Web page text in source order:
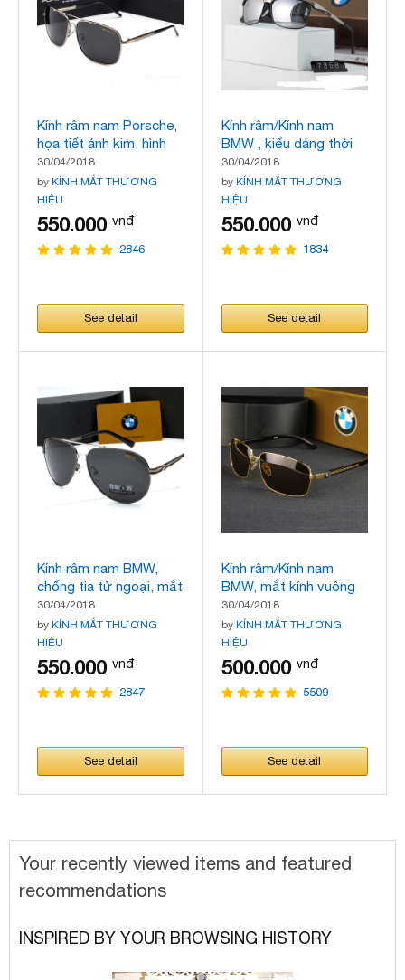
Kính râm nam Porsche,
họa tiết ánh kim, hình
vuông, hàng cao cấp,
mẫu mới nhất
30/04/2018
by KÍNH MẮT THƯƠNG
HIỆU
550.000 vnđ
2846
See detail
Kính râm/Kính nam
BMW , kiểu dáng thời
trang, hai màu, cập
nhật xu hướng thời
trang, mẫu mới nhất
30/04/2018
by KÍNH MẮT THƯƠNG
HIỆU
550.000 vnđ
1834
See detail
Kính râm nam BMW,
chống tia tử ngoại, mắt
kính chuồn chuồn, mẫu
mới nhất
30/04/2018
by KÍNH MẮT THƯƠNG
HIỆU
550.000 vnđ
2847
See detail
Kính râm/Kính nam
BMW, mắt kính vuông
quyền lực và đẳng cấp,
gọng to, thời trang,
kiểu dáng cổ điển
30/04/2018
by KÍNH MẮT THƯƠNG
HIỆU
500.000 vnđ
5509
See detail
Your recently viewed items and featured
recommendations
INSPIRED BY YOUR BROWSING HISTORY